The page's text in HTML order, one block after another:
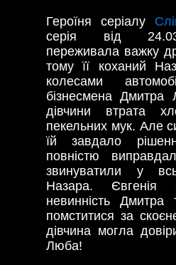
Героїня серіалу
серія від
переживала важку
тому її коханий
колесами
бізнесмена Дмитра
дівчини втрата
пекельних мук. Але
їй завдало
повністю
звинуватили у
Назара.
невинність Дмитра
помститися за
дівчина могла
Люба!